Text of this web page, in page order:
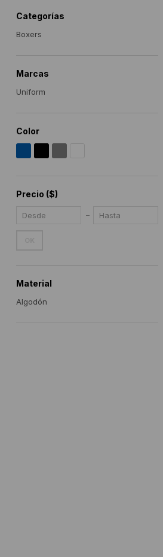
Categorías
Boxers
Marcas
Uniform
Color
Precio ($)
Material
Algodón